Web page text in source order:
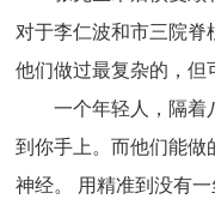
对于李仁波和市三院脊
他们做过最复杂的，但
一个年轻人，隔着
到你手上。而他们能做
神经。 用精准到没有